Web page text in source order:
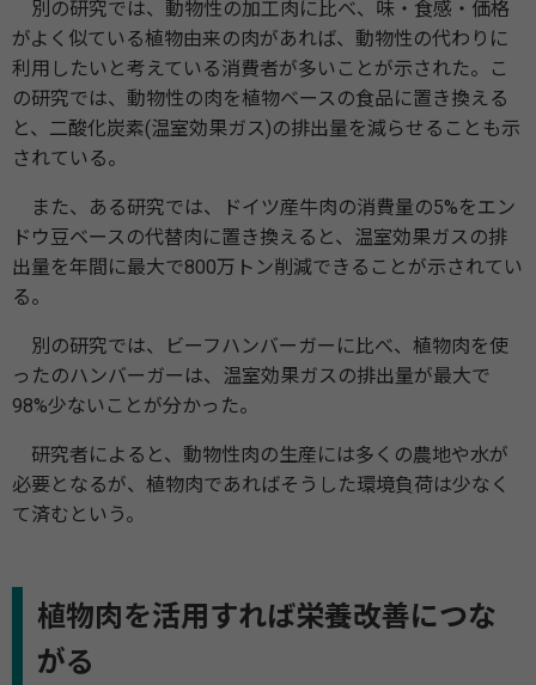
別の研究では、動物性の加工肉に比べ、味・食感・価格
がよく似ている植物由来の肉があれば、動物性の代わりに
利用したいと考えている消費者が多いことが示された。こ
の研究では、動物性の肉を植物ベースの食品に置き換える
と、二酸化炭素(温室効果ガス)の排出量を減らせることも示
されている。
また、ある研究では、ドイツ産牛肉の消費量の5%をエン
ドウ豆ベースの代替肉に置き換えると、温室効果ガスの排
出量を年間に最大で800万トン削減できることが示されてい
る。
別の研究では、ビーフハンバーガーに比べ、植物肉を使
ったのハンバーガーは、温室効果ガスの排出量が最大で
98%少ないことが分かった。
研究者によると、動物性肉の生産には多くの農地や水が
必要となるが、植物肉であればそうした環境負荷は少なく
て済むという。
植物肉を活用すれば栄養改善につな
がる